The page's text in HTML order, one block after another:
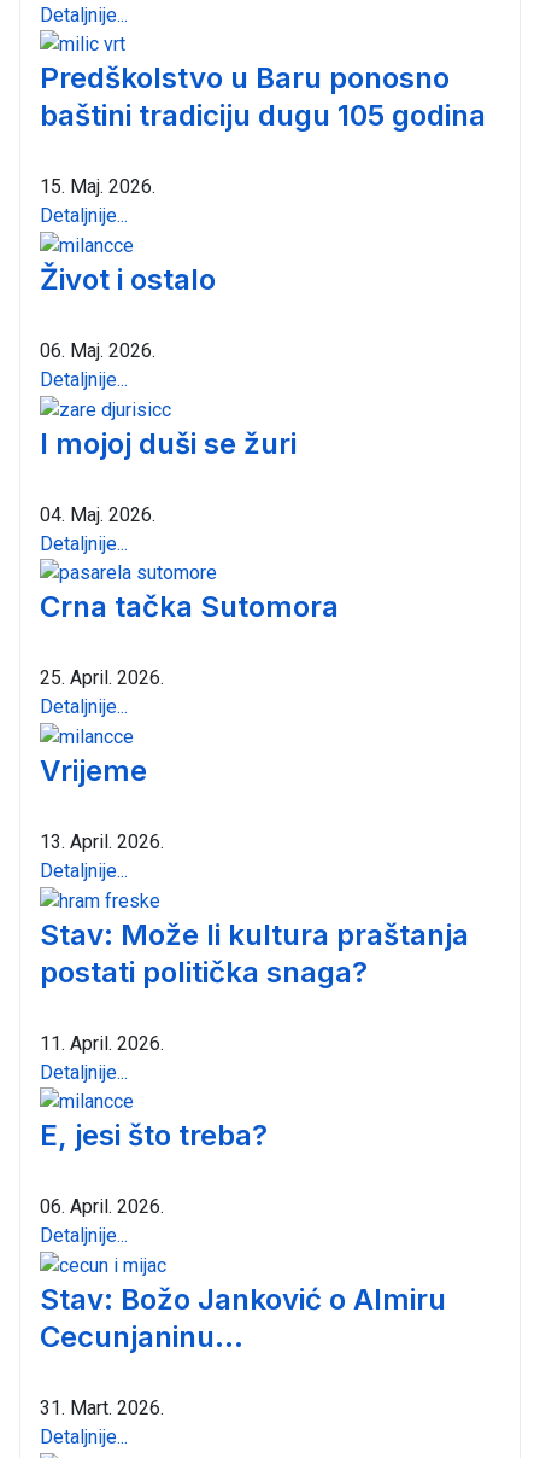
Detaljnije...
Predškolstvo u Baru ponosno
baštini tradiciju dugu 105 godina
15. Maj. 2026.
Detaljnije...
Život i ostalo
06. Maj. 2026.
Detaljnije...
I mojoj duši se žuri
04. Maj. 2026.
Detaljnije...
Crna tačka Sutomora
25. April. 2026.
Detaljnije...
Vrijeme
13. April. 2026.
Detaljnije...
Stav: Može li kultura praštanja
postati politička snaga?
11. April. 2026.
Detaljnije...
E, jesi što treba?
06. April. 2026.
Detaljnije...
Stav: Božo Janković o Almiru
Cecunjaninu...
31. Mart. 2026.
Detaljnije...